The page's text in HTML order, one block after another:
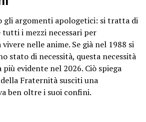
gli argomenti apologetici: si tratta di
tutti i mezzi necessari per
nelle anime. Se già nel 1988 si
stato di necessità, questa necessità
evidente nel 2026. Ciò spiega
Fraternità susciti una
ben oltre i suoi confini.